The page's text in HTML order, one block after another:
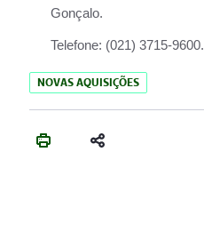
Gonçalo.
Telefone: (021) 3715-9600.
NOVAS AQUISIÇÕES